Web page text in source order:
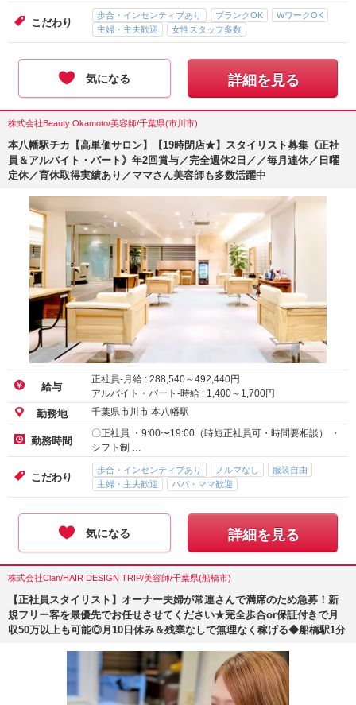
こだわり
歩合・インセンティブあり ブランクOK
WワークOK
主婦・主夫歓迎
女性スタッフ多数
気になる 詳細を見る
株式会社Beauty Okamoto/美容師/千葉県(市川市)
本八幡駅チカ【高単価サロン】【19時閉店★】スタイリスト募集《正社
員＆アルバイト・パート》年2回賞与／完全週休2日／／毎月連休／日曜
定休／育休取得実績あり／ママさん美容師も多数活躍中
給与
正社員-月給 : 288,540～492,440円
アルバイト・パート-時給 : 1,400～ 1,700円
勤務地 千葉県市川市 本八幡駅
勤務時間
〇正社員 ・9:00〜19:00（時短正社員可・時間要相談） ・
シフト制 …
こだわり
歩合・インセンティブあり ノルマなし
服装自由
主婦・主夫歓迎
パパ・ママ歓迎
気になる 詳細を見る
株式会社Clan/HAIR DESIGN TRIP/美容師/千葉県(船橋市)
【正社員スタイリスト】オーナー夫婦が常連さんで満席のため急募！新
規フリー客を最優先でお任せさせてください★完全歩合or保証付きで月
収50万以上も可能◎月10日休み＆残業なしで無理なく稼げる◆船橋駅1分